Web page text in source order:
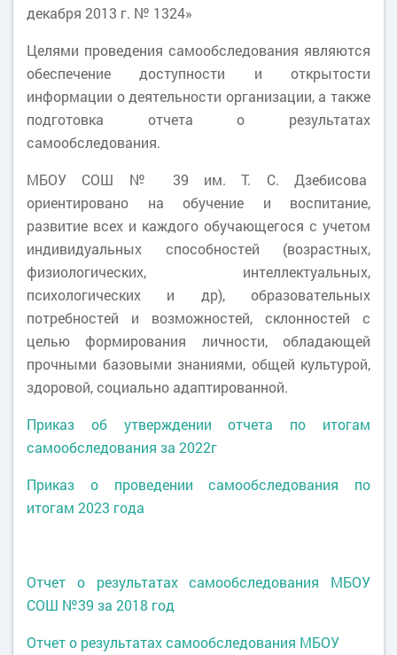
декабря 2013 г. № 1324»
Целями проведения самообследования являются
обеспечение доступности и открытости
информации о деятельности организации, а также
подготовка отчета о результатах
самообследования.
МБОУ СОШ № 39 им. Т. С. Дзебисова
ориентировано на обучение и воспитание,
развитие всех и каждого обучающегося с учетом
индивидуальных способностей (возрастных,
физиологических, интеллектуальных,
психологических и др), образовательных
потребностей и возможностей, склонностей с
целью формирования личности, обладающей
прочными базовыми знаниями, общей культурой,
здоровой, социально адаптированной.
Приказ об утверждении отчета по итогам
самообследования за 2022г
Приказ о проведении самообследования по
итогам 2023 года
Отчет о результатах самообследования МБОУ
СОШ №39 за 2018 год
Отчет о результатах самообследования МБОУ